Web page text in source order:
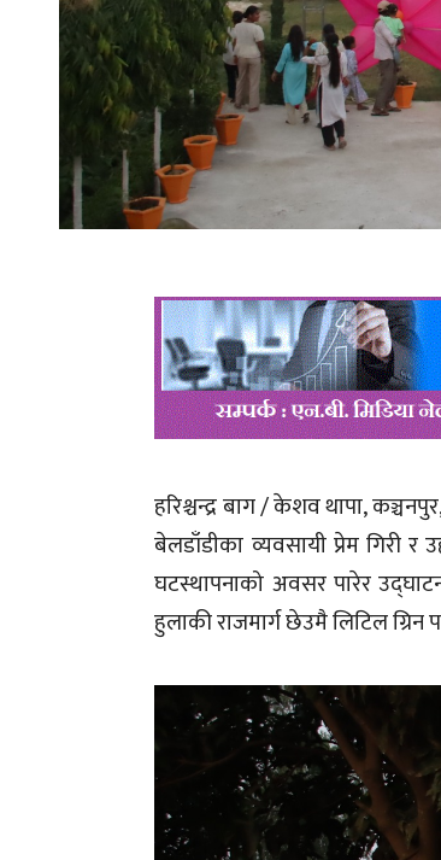
हरिश्चन्द्र बाग / केशव थापा,
बेलडाँडीका व्यवसायी प्रेम गिरी र
घटस्थापनाको अवसर पारेर
हुलाकी राजमार्ग छेउमै लिटिल ग्रिन